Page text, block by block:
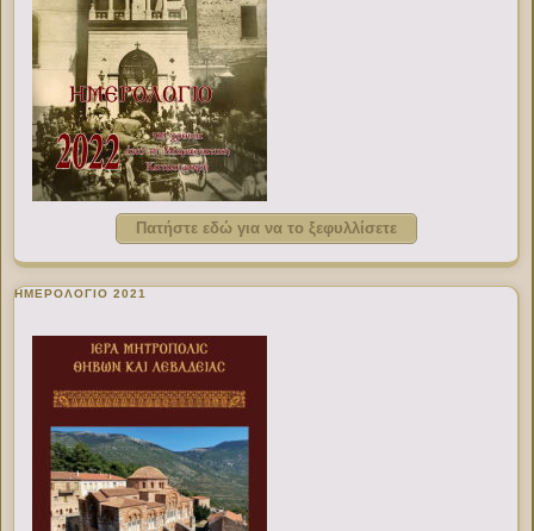
Πατήστε εδώ για να το ξεφυλλίσετε
ΗΜΕΡΟΛΟΓΙΟ 2021